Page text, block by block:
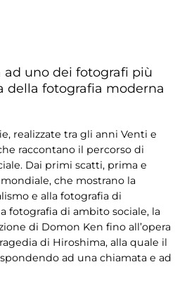
ad uno dei fotografi più
della fotografia moderna
realizzate tra gli anni Venti e
raccontano il percorso di
Dai primi scatti, prima e
che mostrano la
e alla fotografia di
fotografia di ambito sociale, la
di Domon Ken fino all’opera
di Hiroshima, alla quale il
ad una chiamata e ad